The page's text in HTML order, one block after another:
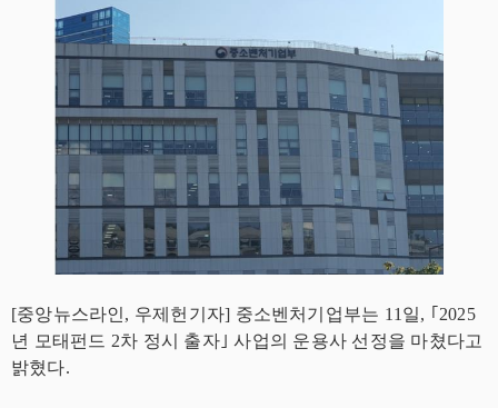
[중앙뉴스라인, 우제헌기자] 중소벤처기업부는 11일, ｢2025
년 모태펀드 2차 정시 출자｣ 사업의 운용사 선정을 마쳤다고
밝혔다.